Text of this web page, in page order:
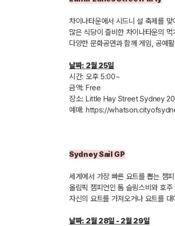
차이나타운에서 시드니 설 축제를 맞
많은 식당이 즐비한 차이나타운의
다양한 문화공연과 함께 게임, 공예
날짜: 2월 25일
시간: 오후5:00~
금액: Free
장소: Little Hay Street Sydney
예매: https://
Sydney Sail GP
세계에서 가장 빠른 요트를 뽑는 챔
올림픽 챔피언인 톰 슬링스비와 호주
자신의 요트를 가져오거나 요트를
날짜: 2월 28일 - 2월 29일